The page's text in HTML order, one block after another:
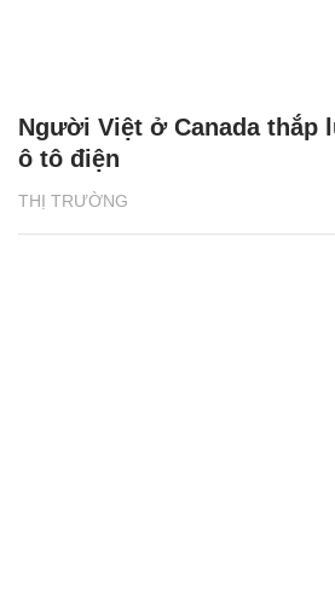
THỊ TRƯỜNG
Người Việt ở Canada thắp
ô tô điện